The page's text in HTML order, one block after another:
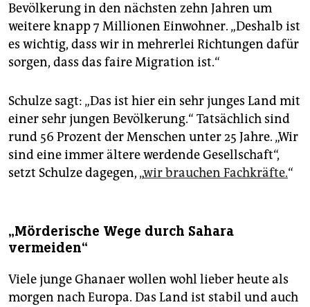
Bevölkerung in den nächsten zehn Jahren um
weitere knapp 7 Millionen Einwohner. „Deshalb ist
es wichtig, dass wir in mehrerlei Richtungen dafür
sorgen, dass das faire Migration ist.“
Schulze sagt: „Das ist hier ein sehr junges Land mit
einer sehr jungen Bevölkerung.“ Tatsächlich sind
rund 56 Prozent der Menschen unter 25 Jahre. „Wir
sind eine immer ältere werdende Gesellschaft“,
setzt Schulze dagegen, „wir brauchen Fachkräfte.“
„Mörderische Wege durch Sahara
vermeiden“
Viele junge Ghanaer wollen wohl lieber heute als
morgen nach Europa. Das Land ist stabil und auch